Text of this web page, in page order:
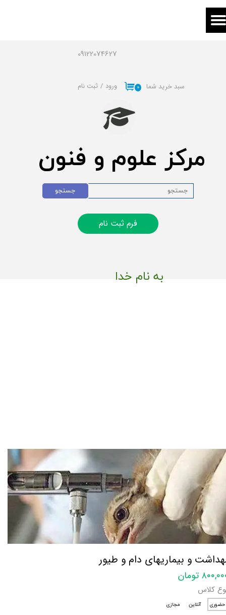
09122074627
مرکز علوم و فنون
۰ سبد خرید شما ورود / ثبت نام
حساب کاربری من
خروج از حساب کاربری
فرم ثبت نام
جستجو
به نام خدا
و بیماریهای دام و طیور
تومان
کلاس
حضوری آنلاین مجازی